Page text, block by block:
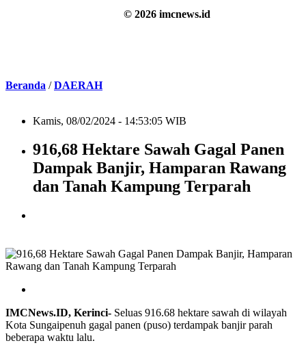
© 2026 imcnews.id
Beranda /DAERAH
Kamis, 08/02/2024 - 14:53:05 WIB
916,68 Hektare Sawah Gagal Panen
Dampak Banjir, Hamparan Rawang
dan Tanah Kampung Terparah
IMCNews.ID, Kerinci- Seluas 916.68 hektare sawah di wilayah
Kota Sungaipenuh gagal panen (puso) terdampak banjir parah
beberapa waktu lalu.